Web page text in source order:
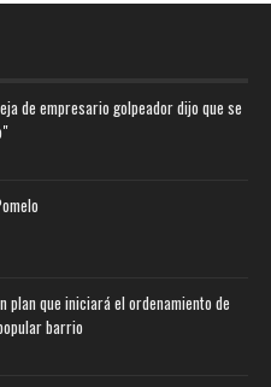
de empresario golpeador dijo que se
plan que iniciará el ordenamiento de
barrio